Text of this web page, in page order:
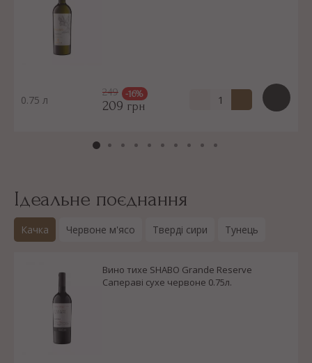
0.75 л
249 -16%
209 грн
Ідеальне поєднання
Качка Червоне м'ясо Тверді сири Тунець
Вино тихе SHABO Grande Reserve
Сапераві сухе червоне 0.75л.